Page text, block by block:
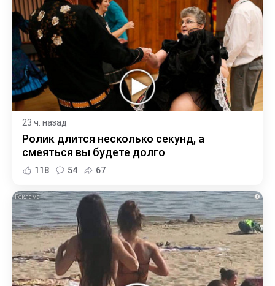
23 ч. назад
Ролик длится несколько секунд, а
смеяться вы будете долго
118 54 67
i